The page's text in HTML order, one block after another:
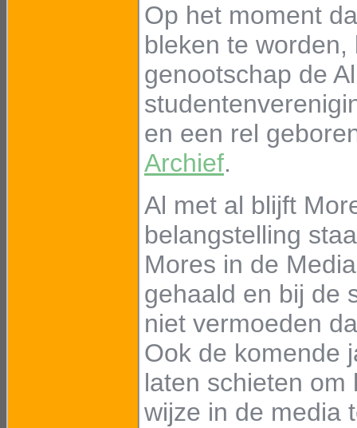
Op het moment
bleken te
genootschap de
en een rel
Archief.
Al met al blijft
belangstelling
Mores in de
gehaald en bij de
niet vermoeden
Ook de komende
laten schieten om
wijze in de media